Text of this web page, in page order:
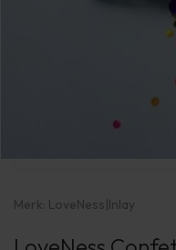
Merk: LoveNess|Inlay